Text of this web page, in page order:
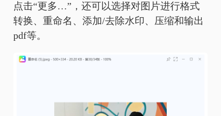
点击“更多…”，还可以选择对图片进行格式
转换、重命名、添加/去除水印、压缩和输出
pdf等。